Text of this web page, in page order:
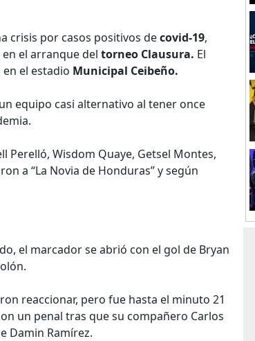
crisis por casos positivos decovid-19,
en el arranque del torneo Clausura. El
el estadio Municipal Ceibeño.
equipo casi alternativo al tener once
Perelló, Wisdom Quaye, Getsel Montes,
a “La Novia de Honduras” y según
el marcador se abrió con el gol de Bryan
reaccionar, pero fue hasta el minuto 21
un penal tras que su compañero Carlos
Damin Ramírez.